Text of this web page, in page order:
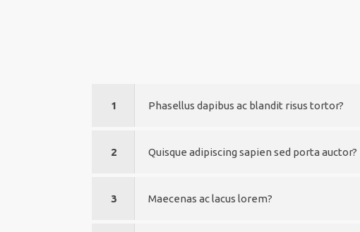
1 Phasellus dapibus ac blandit risus tortor?
2 Quisque adipiscing sapien sed porta auctor?
3 Maecenas ac lacus lorem?